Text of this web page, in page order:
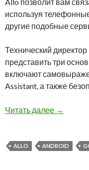
используя
другие подобные
Технический
представить три
включают
Assistant, а также
Читать далее Google
→
ALLO ANDROID